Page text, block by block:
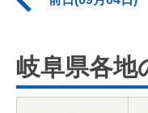
岐阜県各地